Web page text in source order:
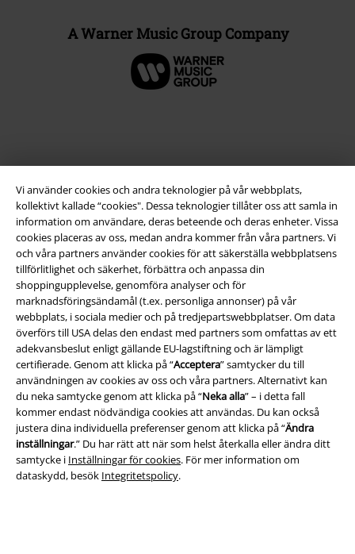
Vi använder cookies och andra teknologier på vår webbplats,
kollektivt kallade “cookies". Dessa teknologier tillåter oss att samla in
information om användare, deras beteende och deras enheter. Vissa
cookies placeras av oss, medan andra kommer från våra partners. Vi
och våra partners använder cookies för att säkerställa webbplatsens
tillförlitlighet och säkerhet, förbättra och anpassa din
shoppingupplevelse, genomföra analyser och för
marknadsföringsändamål (t.ex. personliga annonser) på vår
webbplats, i sociala medier och på tredjepartswebbplatser. Om data
överförs till USA delas den endast med partners som omfattas av ett
adekvansbeslut enligt gällande EU-lagstiftning och är lämpligt
certifierade. Genom att klicka på “Acceptera” samtycker du till
användningen av cookies av oss och våra partners. Alternativt kan
du neka samtycke genom att klicka på “Neka alla” – i detta fall
kommer endast nödvändiga cookies att användas. Du kan också
justera dina individuella preferenser genom att klicka på “Ändra
inställningar.” Du har rätt att när som helst återkalla eller ändra ditt
samtycke i Inställningar för cookies. För mer information om
dataskydd, besök Integritetspolicy.
A Warner Music Group Company
Juridisk information/Villkor
Villkor
Om oss
Ladda ner villkoren
Avfallshantering och miljöskydd
Försäkran om överensstämmelse
Information om tillgänglighet